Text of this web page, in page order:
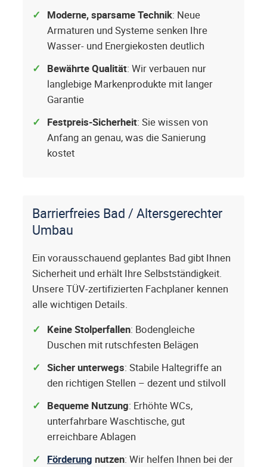
Moderne, sparsame Technik: Neue
Armaturen und Systeme senken Ihre
Wasser- und Energiekosten deutlich
Bewährte Qualität: Wir verbauen nur
langlebige Markenprodukte mit langer
Garantie
Festpreis-Sicherheit: Sie wissen von
Anfang an genau, was die Sanierung
kostet
Barrierfreies Bad / Altersgerechter
Umbau
Ein vorausschauend geplantes Bad gibt Ihnen
Sicherheit und erhält Ihre Selbstständigkeit.
Unsere TÜV-zertifizierten Fachplaner kennen
alle wichtigen Details.
Keine Stolperfallen: Bodengleiche
Duschen mit rutschfesten Belägen
Sicher unterwegs: Stabile Haltegriffe an
den richtigen Stellen – dezent und stilvoll
Bequeme Nutzung: Erhöhte WCs,
unterfahrbare Waschtische, gut
erreichbare Ablagen
Förderung nutzen: Wir helfen Ihnen bei der